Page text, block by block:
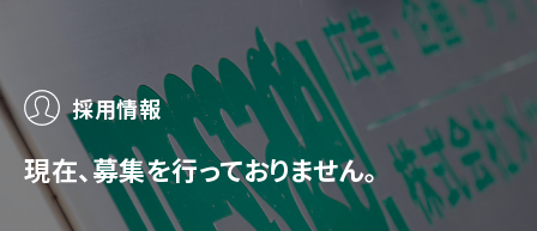
採用情報
現在、募集を行っておりません。